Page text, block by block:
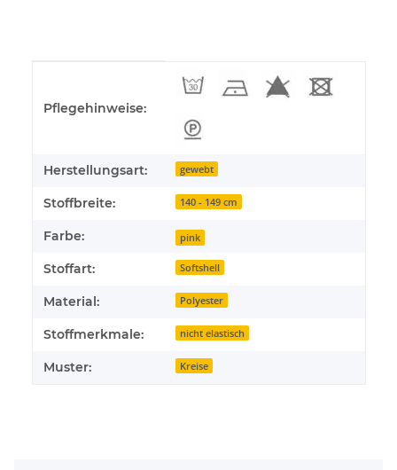
Pflegehinweise:
Herstellungsart: gewebt
Stoffbreite: 140 - 149 cm
Farbe: pink
Stoffart: Softshell
Material: Polyester
Stoffmerkmale: nicht elastisch
Muster: Kreise